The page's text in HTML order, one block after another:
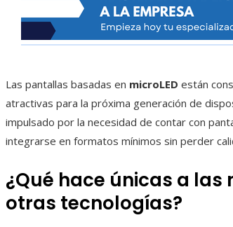
Las pantallas basadas en microLED están
atractivas para la próxima generación de
impulsado por la necesidad de contar con
integrarse en formatos mínimos sin perder
¿Qué hace únicas a las
otras tecnologías?